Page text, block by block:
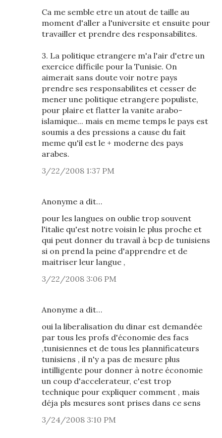
Ca me semble etre un atout de taille au
moment d'aller a l'universite et ensuite pour
travailler et prendre des responsabilites.
3. La politique etrangere m'a l'air d'etre un
exercice difficile pour la Tunisie. On
aimerait sans doute voir notre pays
prendre ses responsabilites et cesser de
mener une politique etrangere populiste,
pour plaire et flatter la vanite arabo-
islamique... mais en meme temps le pays est
soumis a des pressions a cause du fait
meme qu'il est le + moderne des pays
arabes.
3/22/2008 1:37 PM
Anonyme a dit…
pour les langues on oublie trop souvent
l'italie qu'est notre voisin le plus proche et
qui peut donner du travail à bcp de tunisiens
si on prend la peine d'apprendre et de
maitriser leur langue ,
3/22/2008 3:06 PM
Anonyme a dit…
oui la liberalisation du dinar est demandée
par tous les profs d'économie des facs
,tunisiennes et de tous les plannificateurs
tunisiens , il n'y a pas de mesure plus
intilligente pour donner à notre économie
un coup d'accelerateur, c'est trop
technique pour expliquer comment , mais
déja pls mesures sont prises dans ce sens
3/24/2008 3:10 PM